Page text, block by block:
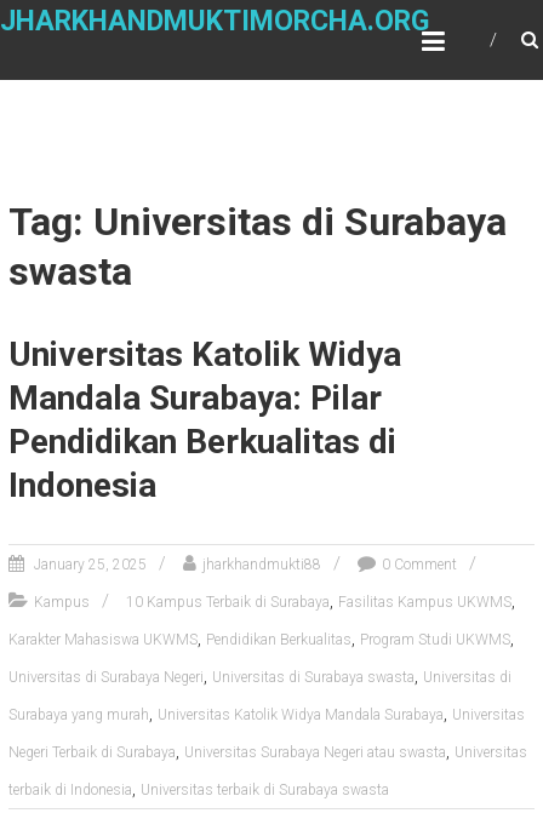
Skip
JHARKHANDMUKTIMORCHA.ORG
Tag: Universitas di Surabaya
swasta
Universitas Katolik Widya
Mandala Surabaya: Pilar
Pendidikan Berkualitas di
Indonesia
January 25, 2025 jharkhandmukti88 0 Comment
Kampus 10 Kampus Terbaik di Surabaya, Fasilitas Kampus UKWMS,
Karakter Mahasiswa UKWMS, Pendidikan Berkualitas, Program Studi UKWMS,
Universitas di Surabaya Negeri, Universitas di Surabaya swasta, Universitas di
Surabaya yang murah, Universitas Katolik Widya Mandala Surabaya, Universitas
Negeri Terbaik di Surabaya, Universitas Surabaya Negeri atau swasta, Universitas
terbaik di Indonesia, Universitas terbaik di Surabaya swasta